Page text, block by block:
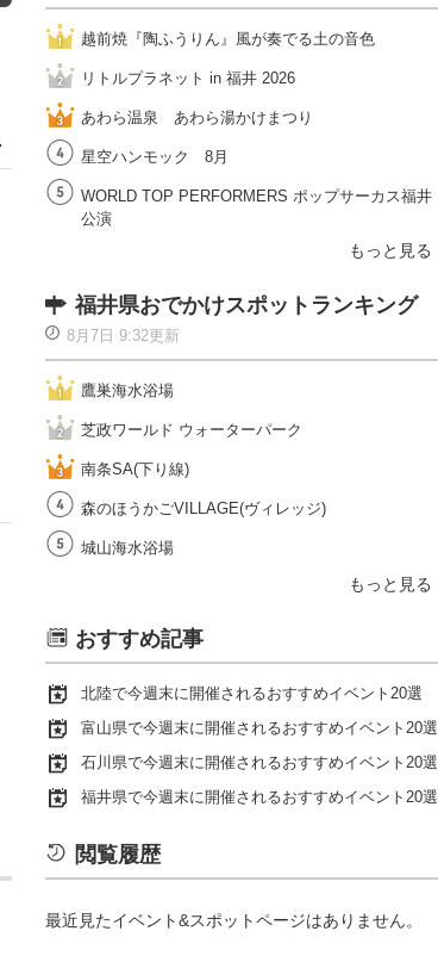
越前焼『陶ふうりん』風が奏でる土の音色
リトルプラネット in 福井 2026
あわら温泉 あわら湯かけまつり
星空ハンモック 8月
WORLD TOP PERFORMERS ポップサーカス福井
公演
もっと見る
福井県おでかけスポットランキング
8月7日 9:32更新
鷹巣海水浴場
芝政ワールド ウォーターパーク
南条SA(下り線)
森のほうかごVILLAGE(ヴィレッジ)
城山海水浴場
もっと見る
おすすめ記事
北陸で今週末に開催されるおすすめイベント20選
富山県で今週末に開催されるおすすめイベント20選
石川県で今週末に開催されるおすすめイベント20選
福井県で今週末に開催されるおすすめイベント20選
閲覧履歴
最近見たイベント&スポットページはありません。